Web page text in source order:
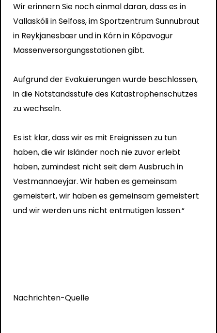
Wir erinnern Sie noch einmal daran, dass es in
Vallaskóli in Selfoss, im Sportzentrum Sunnubraut
in Reykjanesbær und in Kórn in Kópavogur
Massenversorgungsstationen gibt.
Aufgrund der Evakuierungen wurde beschlossen,
in die Notstandsstufe des Katastrophenschutzes
zu wechseln.
Es ist klar, dass wir es mit Ereignissen zu tun
haben, die wir Isländer noch nie zuvor erlebt
haben, zumindest nicht seit dem Ausbruch in
Vestmannaeyjar. Wir haben es gemeinsam
gemeistert, wir haben es gemeinsam gemeistert
und wir werden uns nicht entmutigen lassen.“
Nachrichten-Quelle